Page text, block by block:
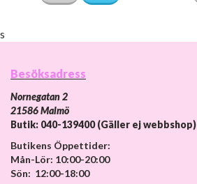
s
Besöksadress
Nornegatan 2
21586 Malmö
Butik: 040-139400 (Gäller ej webbshop)
Butikens Öppettider:
Mån-Lör: 10:00-20:00
Sön: 12:00-18:00